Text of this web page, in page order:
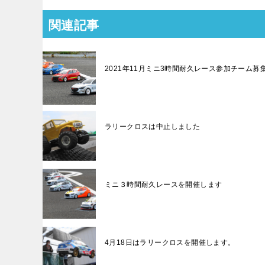
関連記事
2021年11月ミニ3時間耐久レース参加チーム募
ラリークロスは中止しました
ミニ３時間耐久レースを開催します
4月18日はラリークロスを開催します。